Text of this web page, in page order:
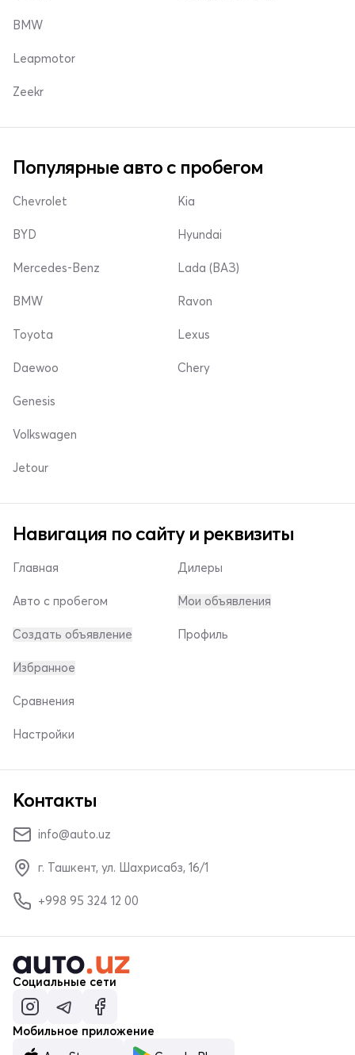
BMW
Leapmotor
Zeekr
Популярные авто с пробегом
Chevrolet
BYD
Mercedes-Benz
Kia
Hyundai
Lada (ВАЗ)
BMW
Toyota
Daewoo
Ravon
Lexus
Chery
Genesis
Volkswagen
Jetour
Навигация по сайту и реквизиты
Главная
Авто с пробегом
Создать объявление
Дилеры
Мои объявления
Профиль
Избранное
Сравнения
Настройки
Контакты
info@auto.uz
г. Ташкент, ул. Шахрисабз, 16/1
+998 95 324 12 00
Социальные сети
Мобильное приложение